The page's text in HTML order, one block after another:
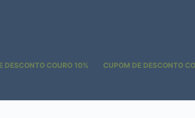
DESCONTO COURO 10% CUPOM DE DESCONTO